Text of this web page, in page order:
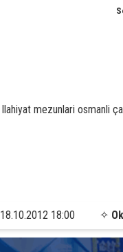
18.10.2012 18:00 ✧